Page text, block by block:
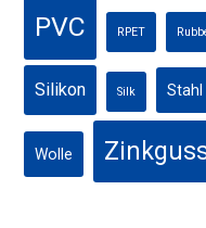
PVC RPET
Silikon Silk Stahl
Wolle